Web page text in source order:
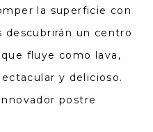
la superficie con
descubrirán un centro
fluye como lava,
y delicioso.
postre